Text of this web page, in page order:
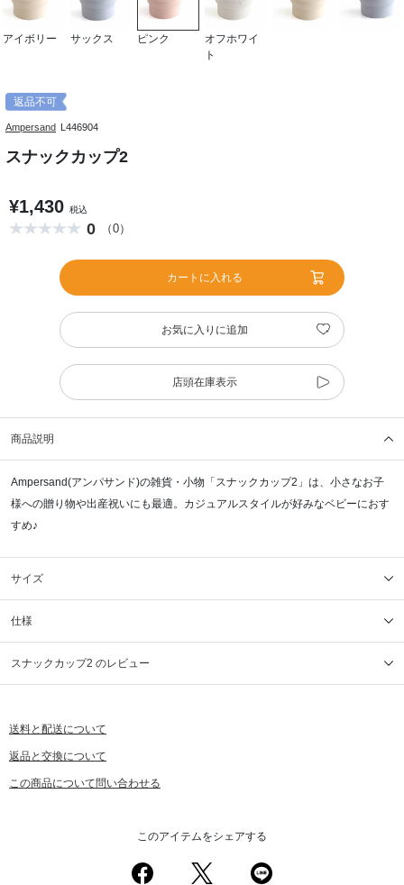
アイボリー サックス ピンク
オフホワイ
ト
返品不可
Ampersand L446904
スナックカップ2
¥1,430 税込
0 （0）
カートに入れる
お気に入りに追加
店頭在庫表示
商品説明
Ampersand(アンパサンド)の雑貨・小物「スナックカップ2」は、小さなお子
様への贈り物や出産祝いにも最適。カジュアルスタイルが好みなベビーにおす
すめ♪
サイズ
仕様
スナックカップ2 のレビュー
送料と配送について
返品と交換について
この商品について問い合わせる
このアイテムをシェアする